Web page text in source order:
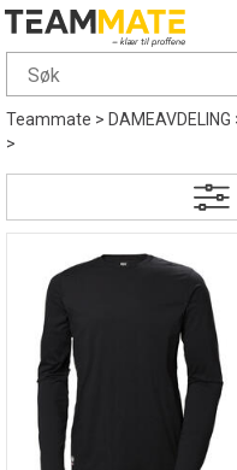
Teammate>DAMEAVDELING
>